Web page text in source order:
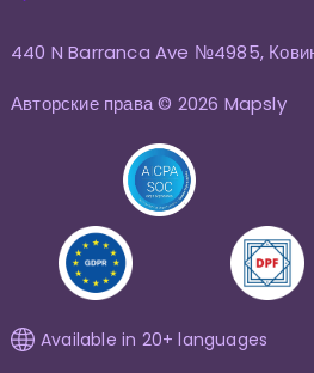
440 N Barranca Ave №4985,
Авторские права © 2026 Mapsly
Available in 20+ languages